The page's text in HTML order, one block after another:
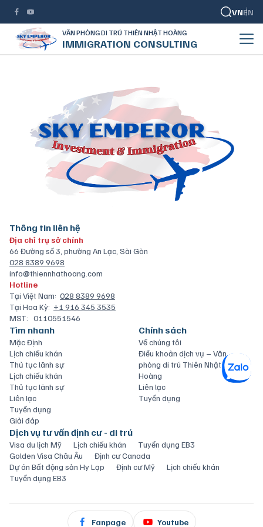
VNEN
VĂN PHÒNG DI TRÚ THIÊN NHẬT HOÀNG
IMMIGRATION CONSULTING
Thông tin liên hệ
Địa chỉ trụ sở chính
66 Đường số 3, phường An Lạc, Sài Gòn
028 8389 9698
info@thiennhathoang.com
Hotline
Tại Việt Nam: 028 8389 9698
Tại Hoa Kỳ: +1 916 345 3535
MST: 0110551546
Tìm nhanh
Mặc Định
Lịch chiếu khán
Thủ tục lãnh sự
Lịch chiếu khán
Thủ tục lãnh sự
Liên lạc
Tuyển dụng
Giải đáp
Chính sách
Về chúng tôi
Điều khoản dịch vụ – Văn
phòng di trú Thiên Nhật
Hoàng
Liên lạc
Tuyển dụng
Dịch vụ tư vấn định cư - di trú
Visa du lịch Mỹ Lịch chiếu khán
Tuyển dụng EB3
Golden Visa Châu Âu
Định cư Canada
Dự án Bất động sản Hy Lạp
Định cư Mỹ
Lịch chiếu khán
Tuyển dụng EB3
Fanpage Youtube